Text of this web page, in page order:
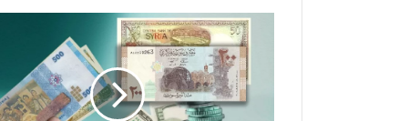
اللّيرة
السورية
وسعر
الصرف